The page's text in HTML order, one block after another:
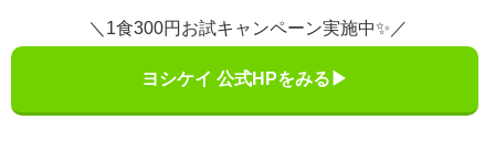
＼1食300円お試キャンペーン実施中✨／
ヨシケイ 公式HPをみる▶